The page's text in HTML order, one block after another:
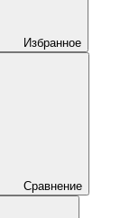
Избранное
Сравнение